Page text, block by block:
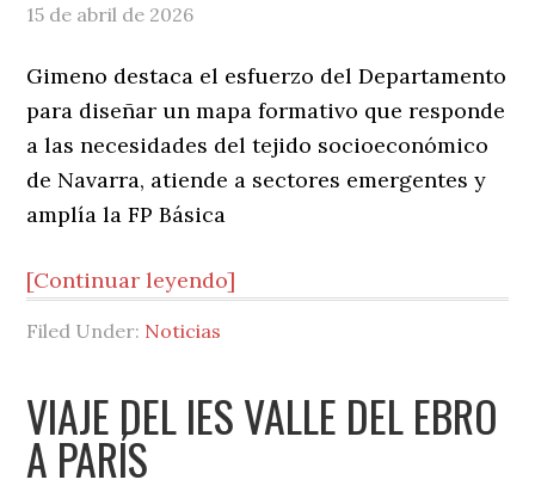
15 de abril de 2026
Gimeno destaca el esfuerzo del Departamento
para diseñar un mapa formativo que responde
a las necesidades del tejido socioeconómico
de Navarra, atiende a sectores emergentes y
amplía la FP Básica
[Continuar leyendo]
Filed Under: Noticias
VIAJE DEL IES VALLE DEL EBRO
A PARÍS